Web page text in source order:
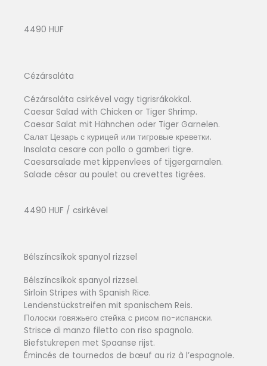
4490 HUF
Cézársaláta
Cézársaláta csirkével vagy tigrisrákokkal.
Caesar Salad with Chicken or Tiger Shrimp.
Caesar Salat mit Hähnchen oder Tiger Garnelen.
Салат Цезарь с курицей или тигровые креветки.
Insalata cesare con pollo o gamberi tigre.
Caesarsalade met kippenvlees of tijgergarnalen.
Salade césar au poulet ou crevettes tigrées.
4490 HUF / csirkével
Bélszíncsíkok spanyol rizzsel
Bélszíncsíkok spanyol rizzsel.
Sirloin Stripes with Spanish Rice.
Lendenstückstreifen mit spanischem Reis.
Полоски говяжьего стейка с рисом по-испански.
Strisce di manzo filetto con riso spagnolo.
Biefstukrepen met Spaanse rijst.
Émincés de tournedos de bœuf au riz à l’espagnole.